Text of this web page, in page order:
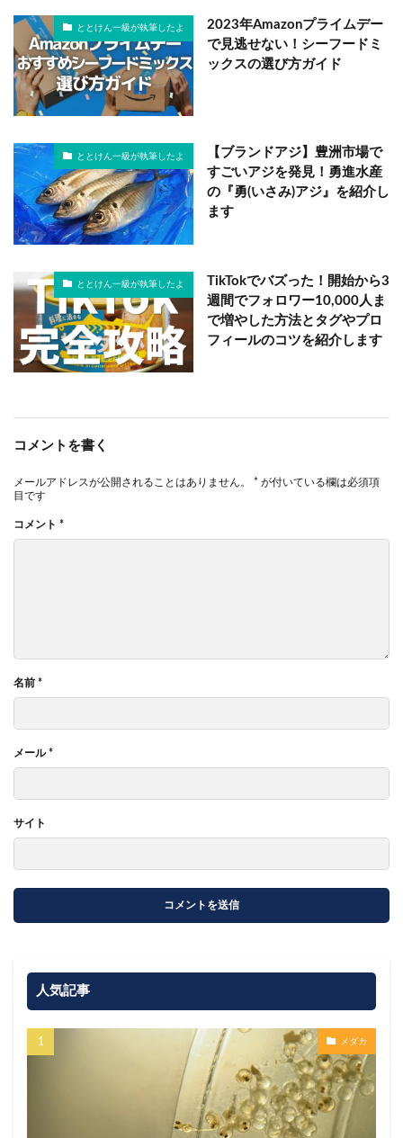
ととけん一級が執筆したよ
2023年Amazonプライムデー
で見逃せない！シーフードミ
ックスの選び方ガイド
ととけん一級が執筆したよ
【ブランドアジ】豊洲市場で
すごいアジを発見！勇進水産
の『勇(いさみ)アジ』を紹介し
ます
ととけん一級が執筆したよ
TikTokでバズった！開始から3
週間でフォロワー10,000人ま
で増やした方法とタグやプロ
フィールのコツを紹介します
コメントを書く
メールアドレスが公開されることはありません。 * が付いている欄は必須項
目です
コメント *
名前 *
メール*
サイト
人気記事
メダカ